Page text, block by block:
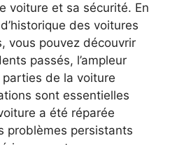
voiture et sa sécurité. En
des voitures
vous pouvez découvrir
passés, l’ampleur
de la voiture
sont essentielles
a été réparée
problèmes persistants